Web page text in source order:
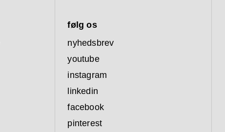
følg os
nyhedsbrev
youtube
instagram
linkedin
facebook
pinterest